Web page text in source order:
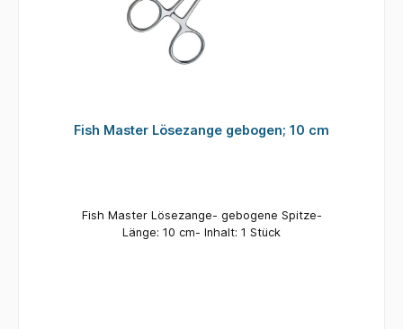
Fish Master Lösezange gebogen; 10 cm
Fish Master Lösezange- gebogene Spitze-
Länge: 10 cm- Inhalt: 1 Stück